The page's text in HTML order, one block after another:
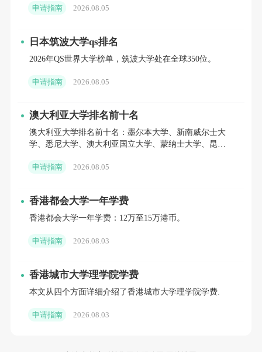
- 博士：大多有全额学费覆盖，部分院校还会发放
每月500-1000新币(约2630-5260元人民币)的生活津
贴，实际花费极低，主要支出为生活费。
2. 私立大学(国际生)
私立大学以合作办学项目为主，课程与英联邦名校
接轨，学费相对公立大学更亲民。本科年均11万-19.5万
科、理工科项目费用可能略高，可达20万-23万元，但
费。
(二)生活费：年均7万-13万元，住宿占比较高(可灵
新加坡的生活成本虽高于国内一线城市，但相较于
其他发达国家留学目的地，仍处于合理范围，且可通过
申请指南 2026.08.05
日本筑波大学qs排名
2026年QS世界大学榜单，筑波大学处在全球350位。
申请指南 2026.08.05
澳大利亚大学排名前十名
澳大利亚大学排名前十名：墨尔本大学、新南威尔士大
学、悉尼大学、澳大利亚国立大学、蒙纳士大学、昆士
申请指南 2026.08.05
香港都会大学一年学费
香港都会大学一年学费：12万至15万港币。
申请指南 2026.08.03
香港城市大学理学院学费
本文从四个方面详细介绍了香港城市大学理学院学费.
申请指南 2026.08.03